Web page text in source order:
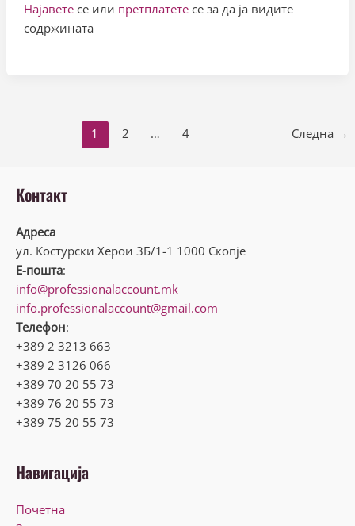
Најавете се или претплатетесе за да ја видите
содржината
1 2 … 4 Следна →
Контакт
Адреса
ул. Костурски Херои 3Б/1-1 1000 Скопје
Е-пошта:
info@professionalaccount.mk
info.professionalaccount@gmail.com
Телефон:
+389 2 3213 663
+389 2 3126 066
+389 70 20 55 73
+389 76 20 55 73
+389 75 20 55 73
Навигација
Почетна